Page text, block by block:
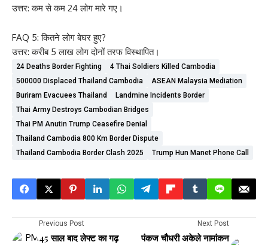
उत्तर: कम से कम 24 लोग मारे गए।
FAQ 5: कितने लोग बेघर हुए?
उत्तर: करीब 5 लाख लोग दोनों तरफ विस्थापित।
24 Deaths Border Fighting
4 Thai Soldiers Killed Cambodia
500000 Displaced Thailand Cambodia
ASEAN Malaysia Mediation
Buriram Evacuees Thailand
Landmine Incidents Border
Thai Army Destroys Cambodian Bridges
Thai PM Anutin Trump Ceasefire Denial
Thailand Cambodia 800 Km Border Dispute
Thailand Cambodia Border Clash 2025
Trump Hun Manet Phone Call
Previous Post
45 साल बाद लेफ्ट का गढ़
Next Post
पंकज चौधरी अकेले नामांकन